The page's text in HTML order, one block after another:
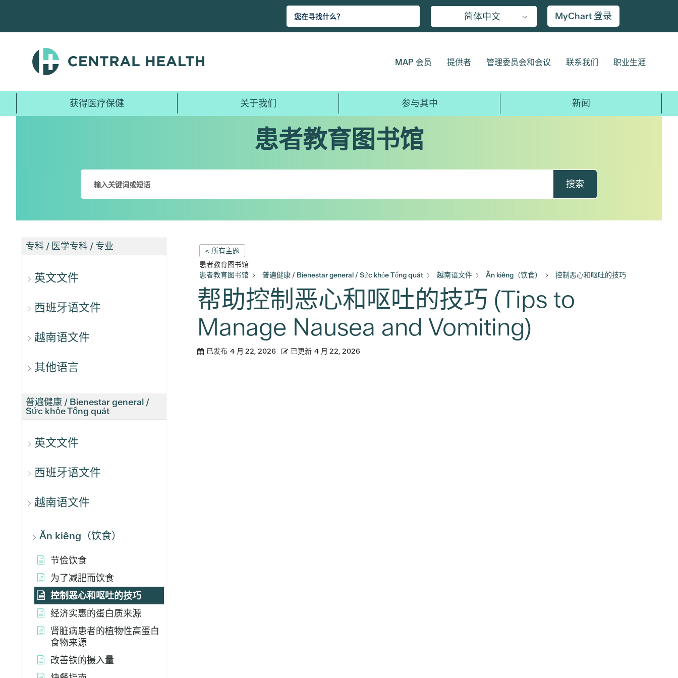
主
简体中文 MyChart 登录
MAP 会员 提供者 管理委员会和会议 联系我们 职业生涯
获得医疗保健 关于我们 参与其中 新闻
患者教育图书馆
搜索
专科 / 医学专科 / 专业
英文文件
西班牙语文件
越南语文件
其他语言
普遍健康 / Bienestar general /
Sức khỏe Tổng quát
英文文件
西班牙语文件
越南语文件
Ăn kiêng（饮食）
节俭饮食
为了减肥而饮食
控制恶心和呕吐的技巧
经济实惠的蛋白质来源
肾脏病患者的植物性高蛋白
食物来源
改善铁的摄入量
< 所有主题
患者教育图书馆
患者教育图书馆
普遍健康 / Bienestar general / Sức khỏe Tổng quát 越南语文件 Ăn kiêng（饮食） 控制恶心和呕吐的技巧
帮助控制恶心和呕吐的技巧 (Tips to
Manage Nausea and Vomiting)
已发布 4 月 22, 2026 已更新 4 月 22, 2026